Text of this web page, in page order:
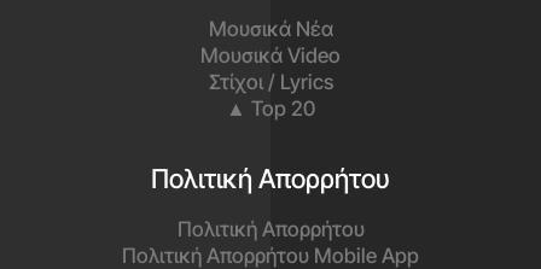
Μουσικά Νέα
Μουσικά Video
Στίχοι / Lyrics
▲ Top 20
Πολιτική Απορρήτου
Πολιτική Απορρήτου
Πολιτική Απορρήτου Mobile App